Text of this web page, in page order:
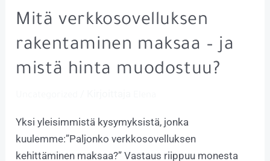
Mitä verkkosovelluksen
rakentaminen maksaa – ja
mistä hinta muodostuu?
Yksi yleisimmistä kysymyksistä, jonka
kuulemme:”Paljonko verkkosovelluksen
kehittäminen maksaa?” Vastaus riippuu monesta